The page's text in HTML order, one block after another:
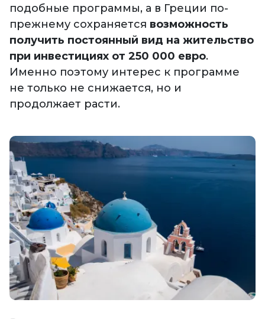
подобные программы, а в Греции по-
прежнему сохраняется возможность
получить постоянный вид на жительство
при инвестициях от 250 000 евро.
Именно поэтому интерес к программе
не только не снижается, но и
продолжает расти.